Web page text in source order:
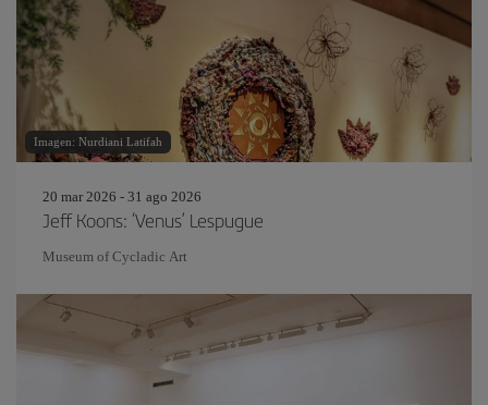
Imagen: Nurdiani Latifah
20 mar 2026 - 31 ago 2026
Jeff Koons: ‘Venus’ Lespugue
Museum of Cycladic Art